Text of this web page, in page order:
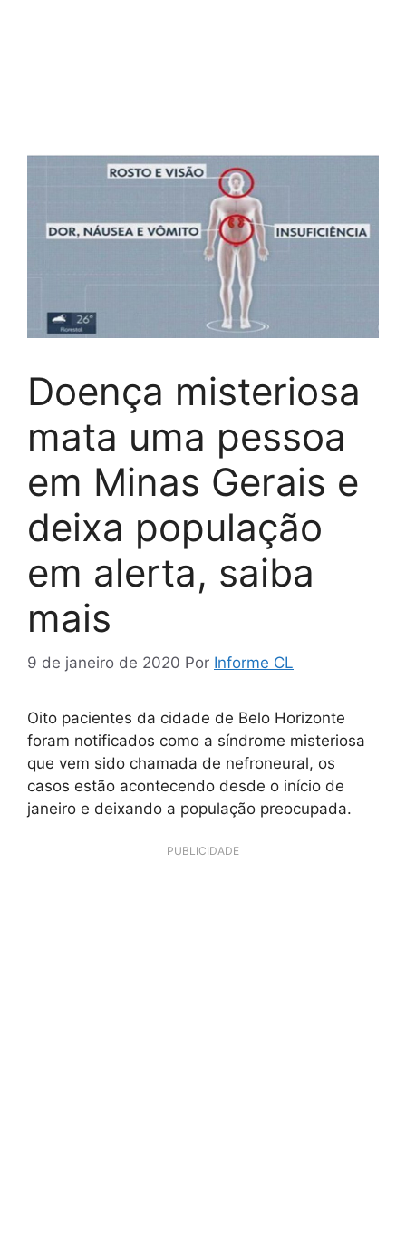
Doença misteriosa
mata uma pessoa
em Minas Gerais e
deixa população
em alerta, saiba
mais
9 de janeiro de 2020 Por Informe CL
Oito pacientes da cidade de Belo Horizonte
foram notificados como a síndrome misteriosa
que vem sido chamada de nefroneural, os
casos estão acontecendo desde o início de
janeiro e deixando a população preocupada.
PUBLICIDADE